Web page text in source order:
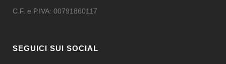
C.F. e P.IVA: 00791860117
SEGUICI SUI SOCIAL